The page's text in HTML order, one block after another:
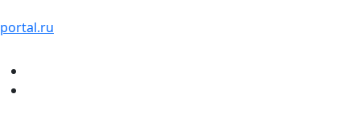
portal.ru